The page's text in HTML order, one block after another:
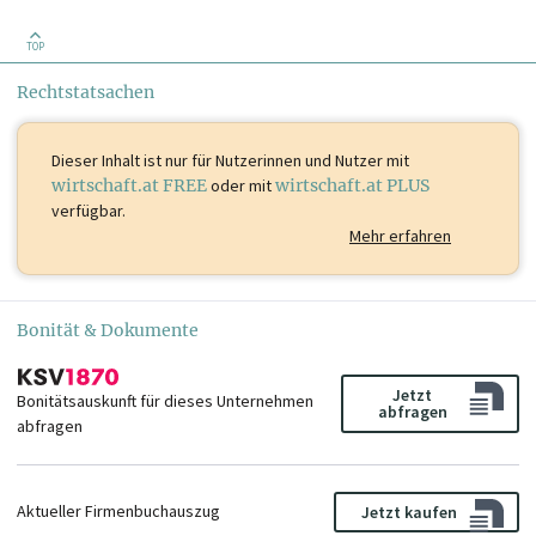
TOP
Rechtstatsachen
Dieser Inhalt istnur für Nutzerinnen und Nutzer mit
wirtschaft.at FREEoder mitwirtschaft.at PLUS
verfügbar.
Mehr erfahren
Bonität & Dokumente
Bonitätsauskunft für dieses Unternehmen
abfragen
Jetzt
abfragen
Aktueller Firmenbuchauszug Jetzt kaufen